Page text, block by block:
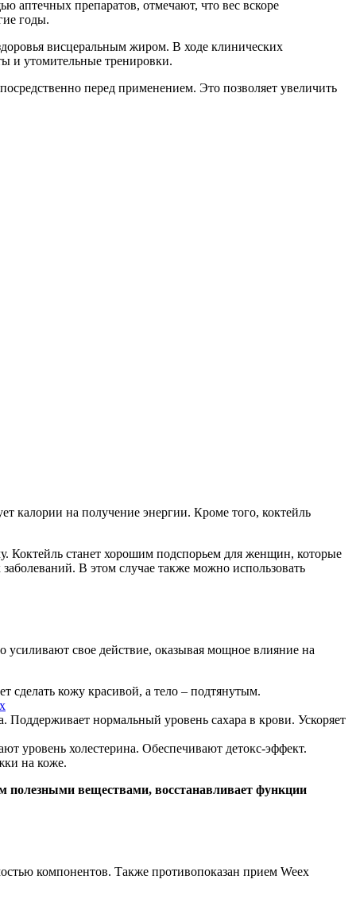
аптечных препаратов, отмечают, что вес вскоре
годы.
висцеральным жиром. В ходе клинических
и утомительные тренировки.
перед применением. Это позволяет увеличить
калории на получение энергии. Кроме того, коктейль
Коктейль станет хорошим подспорьем для женщин, которые
В этом случае также можно использовать
свое действие, оказывая мощное влияние на
сделать кожу красивой, а тело – подтянутым.
нормальный уровень сахара в крови. Ускоряет
уровень холестерина. Обеспечивают детокс-эффект.
на коже.
полезными веществами, восстанавливает функции
компонентов. Также противопоказан прием Weeх